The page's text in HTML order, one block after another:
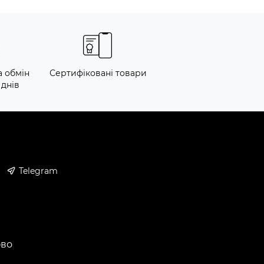
обмін
Сертифіковані товари
Telegram